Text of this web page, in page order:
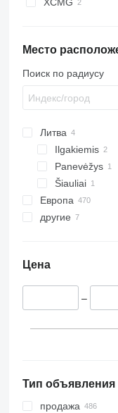
Место
Поиск по радиусу
Литва
Ilgakiemis
Panevėžys
Šiauliai
Европа
Венгрия
Румыния
другие
Цена
–
Тип объявления
продажа